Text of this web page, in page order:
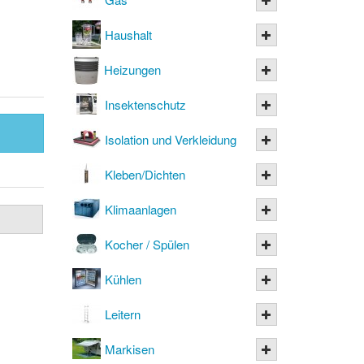
Haushalt
Heizungen
Insektenschutz
Isolation und Verkleidung
Kleben/Dichten
Klimaanlagen
Kocher / Spülen
Kühlen
Leitern
Markisen